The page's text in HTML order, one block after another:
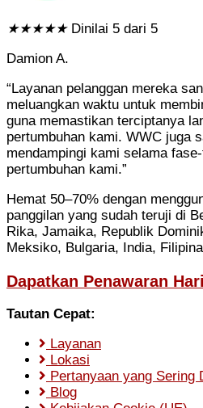
★★★★★ Dinilai 5 dari 5
Damion A.
“Layanan pelanggan mereka
meluangkan waktu untuk
guna memastikan terciptanya
pertumbuhan kami. WWC juga
mendampingi kami selama
pertumbuhan kami.”
Hemat 50–70% dengan
panggilan yang sudah teruji di
Rika, Jamaika, Republik
Meksiko, Bulgaria, India,
Dapatkan Penawaran
Tautan Cepat:
Layanan
Lokasi
Pertanyaan yang Sering
Blog